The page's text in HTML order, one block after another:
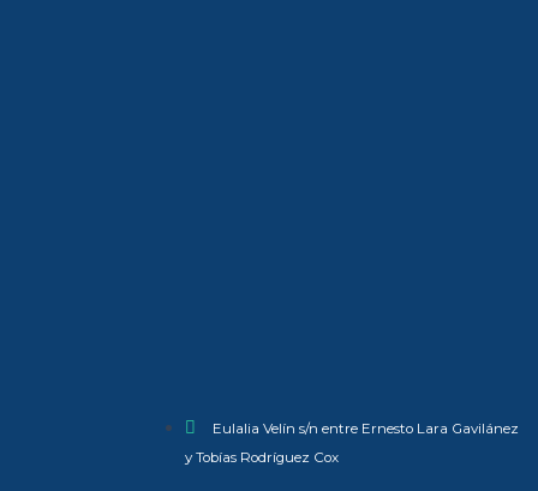
Eulalia Velín s/n entre Ernesto Lara Gavilánez
y Tobías Rodríguez Cox